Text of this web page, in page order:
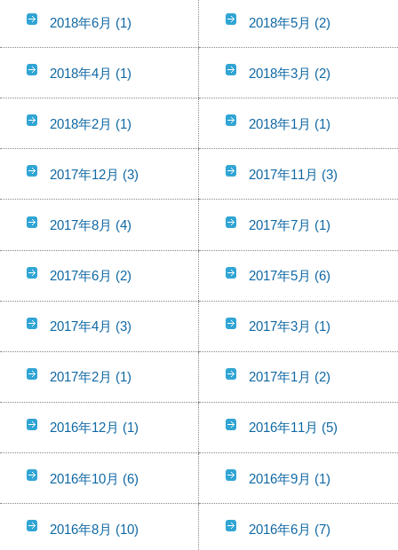
2018年6月 (1) 2018年5月 (2)
2018年4月 (1) 2018年3月 (2)
2018年2月 (1) 2018年1月 (1)
2017年12月 (3) 2017年11月 (3)
2017年8月 (4) 2017年7月 (1)
2017年6月 (2) 2017年5月 (6)
2017年4月 (3) 2017年3月 (1)
2017年2月 (1) 2017年1月 (2)
2016年12月 (1) 2016年11月 (5)
2016年10月 (6) 2016年9月 (1)
2016年8月 (10) 2016年6月 (7)